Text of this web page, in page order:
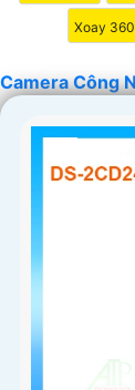
Xoay 360
Camera Công